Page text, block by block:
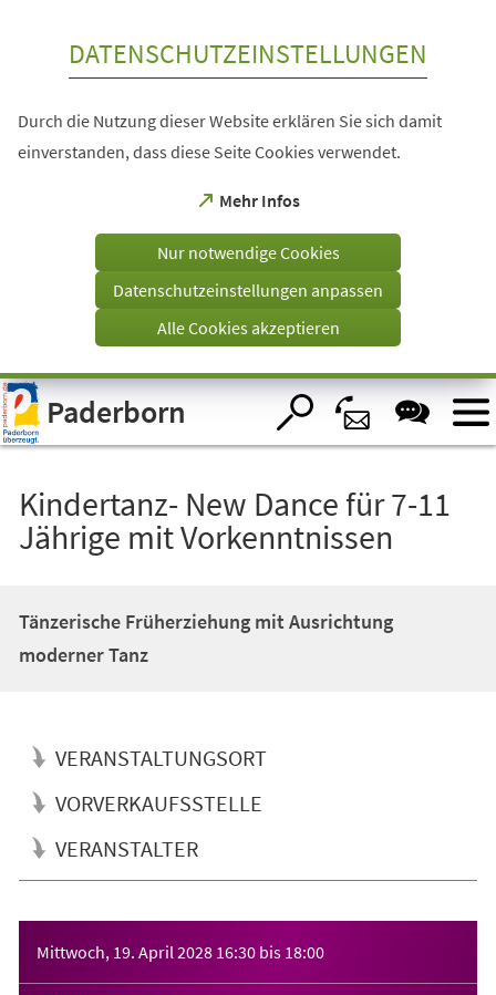
Visuelle
Assistenzsoftware
öffnen.
DATENSCHUTZEINSTELLUNGEN
Durch die Nutzung dieser Website erklären Sie sich damit
einverstanden, dass diese Seite Cookies verwendet.
Mehr Infos
(Öffnet
einem
Tab)
Nur notwendige Cookies
Datenschutzeinstellungen anpassen
Alle Cookies akzeptieren
Paderborn
Kindertanz- New Dance für 7-11
Jährige mit Vorkenntnissen
Tänzerische Früherziehung mit Ausrichtung
moderner Tanz
VERANSTALTUNGSORT
VORVERKAUFSSTELLE
VERANSTALTER
Mittwoch, 19. April 2028 16:30 bis 18:00